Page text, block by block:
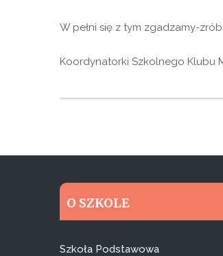
W pełni się z tym zgadzamy-
Koordynatorki Szkolnego Klubu
O SZKOLE
Szkoła Podstawowa